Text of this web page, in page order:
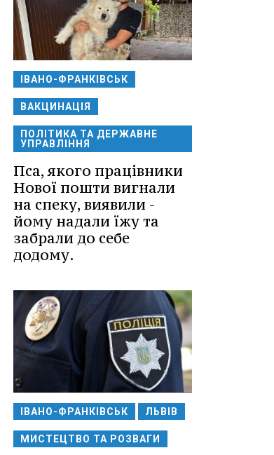
ІВАНО-ФРАНКІВСЬК
ВАКЦИНАЦІЯ
ПОЛІТИКА ТА ДЕРЖАВНЕ
УПРАВЛІННЯ
Пса, якого працівники
Нової пошти вигнали
на спеку, виявили -
йому надали їжу та
забрали до себе
додому.
ІВАНО-ФРАНКІВСЬК ЛЬВІВ
МИСТЕЦТВО ТА РОЗВАГИ